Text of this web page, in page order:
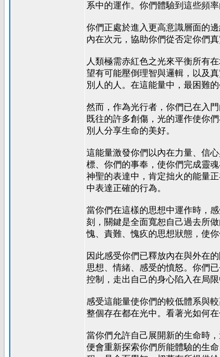
系中的運作。你們體驗到這些頻
你們正處於進入更高意識層面的
內在次元，協助你們從否定你們
人類極需赤紅色之光來平衡所有
望有可能壓倒理智與邏輯，以及
別人的人。在這能量中，最困難
然而，作為光行者，你們已在入
既往的許多創傷，光的運作使你
別人分享生命的美好。
這能量激發你們以內在力量、信
標、你們的事奉，使你們完成靈
神聖的表達中，肯定拙火的能量
中表達正確的行為。
當你們在這樣的思想中運作時，
刻，關鍵是全面寬恕自己過去所
愧、責難、愧疚的思想狀態，使
因此感受你們已釋放內在與外在
思想、情緒、感受的憤怒。你們
控制，走出自己的身心陷入在局
感受這能量使你們的較低體系與
整個存在都在光中。看著光如何
當你們允許自己展開新的生命時
便會重新探索你們所能體驗的生